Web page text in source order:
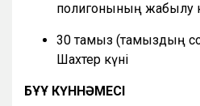
полигонының жабылу
30 тамыз (тамыздың
Шахтер күні
БҰҰ КҮННӘМЕСІ